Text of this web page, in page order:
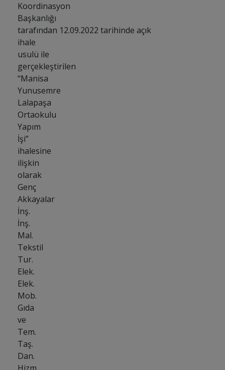
Koordinasyon
Başkanlığı
tarafından 12.09.2022 tarihinde açık
ihale
usulü ile
gerçekleştirilen
“Manisa
Yunusemre
Lalapaşa
Ortaokulu
Yapım
İşi”
ihalesine
ilişkin
olarak
Genç
Akkayalar
İnş.
İnş.
Mal.
Tekstil
Tur.
Elek.
Elek.
Mob.
Gıda
ve
Tem.
Taş.
Dan.